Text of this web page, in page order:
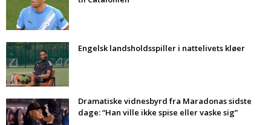
Engelsk landsholdsspiller i nattelivets kløer
Dramatiske vidnesbyrd fra Maradonas sidste
dage: “Han ville ikke spise eller vaske sig”